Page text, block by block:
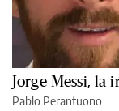
Jorge Messi, la
Pablo Perantuono